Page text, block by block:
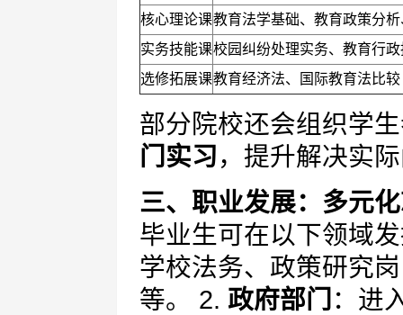
核心理论课教育法学基础、教育政策分
实务技能课校园纠纷处理实务、教育行
选修拓展课教育经济法、国际教育法比较
部分院校还会组织学
门实习 ，提升解决实
三、职业发展：多元
毕业生可在以下领域
学校法务、政策研究
等。 2. 政府部门 ：进